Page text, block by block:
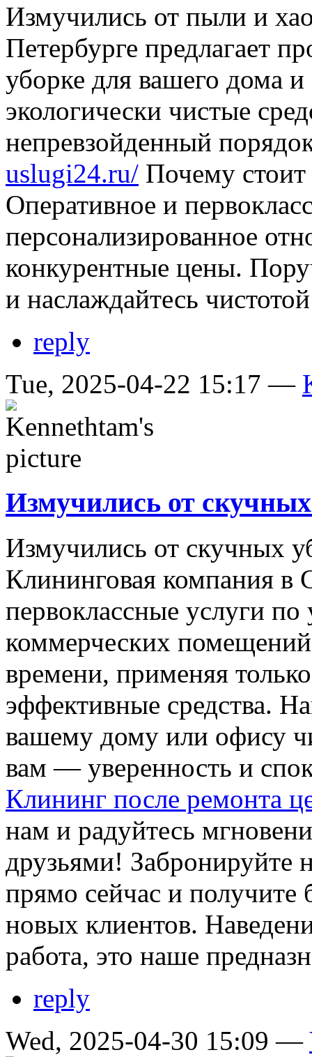
Измучились от пыли и
Петербурге предлагает
уборке для вашего дома
экологически чистые
непревзойденный
uslugi24.ru/ Почему
Оперативное и
персонализированное
конкурентные цены.
и наслаждайтесь
reply
Tue, 2025-04-22 15:17 —
Измучились от
Измучились от скучных
Клининговая компания в
первоклассные услуги
коммерческих
времени, применяя
эффективные средства.
вашему дому или офису
вам — уверенность и
Клининг после ремонта
нам и радуйтесь
друзьями! Забронируйте
прямо сейчас и
новых клиентов.
работа, это наше
reply
Wed, 2025-04-30 15:09 —